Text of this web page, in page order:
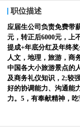
职位描述
应届生公司负责免费带
元，转正后6000元，上
提成+年底分红及年终
人文，地理，旅游， 商
中国各大小旅游景点的
及商务礼仪知识，2;较
好的协调能力、沟通能
力。5，有奉献精神，